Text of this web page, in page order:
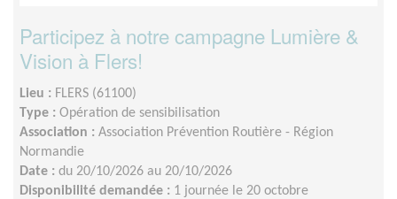
Participez à notre campagne Lumière &
Vision à Flers!
Lieu : FLERS (61100)
Type : Opération de sensibilisation
Association : Association Prévention Routière - Région
Normandie
Date : du 20/10/2026 au 20/10/2026
Disponibilité demandée : 1 journée le 20 octobre